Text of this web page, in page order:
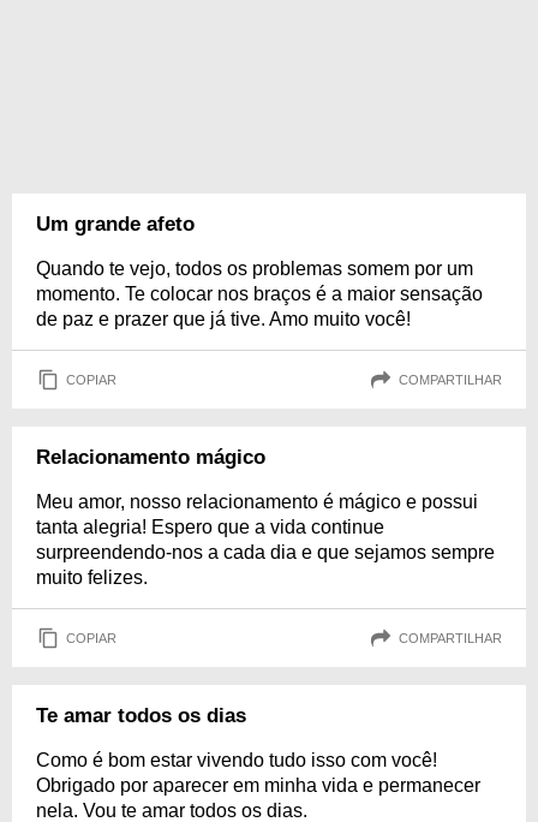
Um grande afeto
Quando te vejo, todos os problemas somem por um
momento. Te colocar nos braços é a maior sensação
de paz e prazer que já tive. Amo muito você!
COPIAR COMPARTILHAR
Relacionamento mágico
Meu amor, nosso relacionamento é mágico e possui
tanta alegria! Espero que a vida continue
surpreendendo-nos a cada dia e que sejamos sempre
muito felizes.
COPIAR COMPARTILHAR
Te amar todos os dias
Como é bom estar vivendo tudo isso com você!
Obrigado por aparecer em minha vida e permanecer
nela. Vou te amar todos os dias.